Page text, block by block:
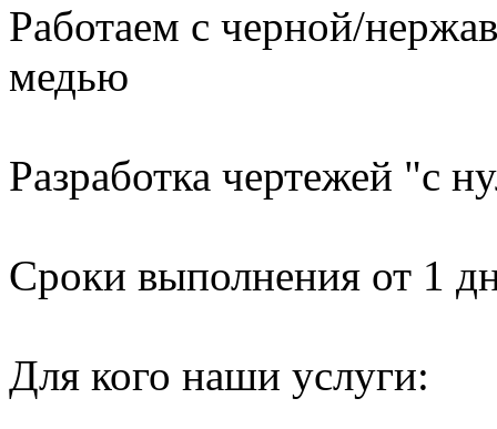
Работаем с черной/
медью
Разработка чертежей "с
Сроки выполнения от 1
Для кого наши услуги: